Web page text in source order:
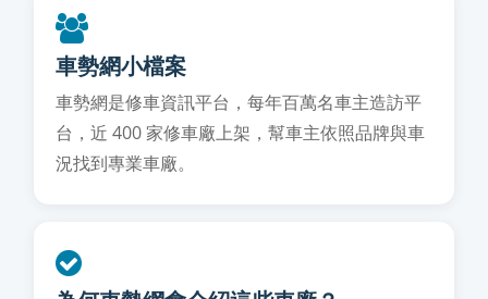
車勢網小檔案
車勢網是修車資訊平台，每年百萬名車主造訪平
台，近 400 家修車廠上架，幫車主依照品牌與車
況找到專業車廠。